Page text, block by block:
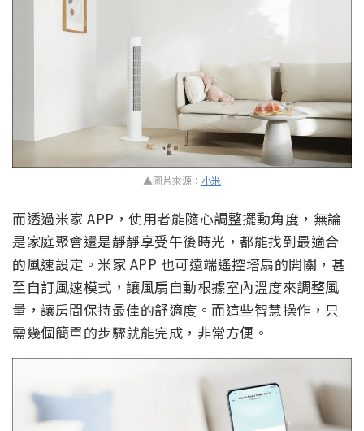
▲圖片來源： 小米
而透過米家 APP，使用者能隨心調整擺動角度，無論
是家庭聚會還是靜靜享受午後時光，都能找到最適合
的風速設定。米家 APP 也可遠端遙控塔扇的開關，甚
至自訂風速模式，讓風扇自動根據室內溫度來調整風
量，讓房間保持最佳的舒適度。而這些智慧操作，只
需幾個簡單的步驟就能完成，非常方便。